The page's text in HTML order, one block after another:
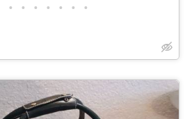
• • • • • • •